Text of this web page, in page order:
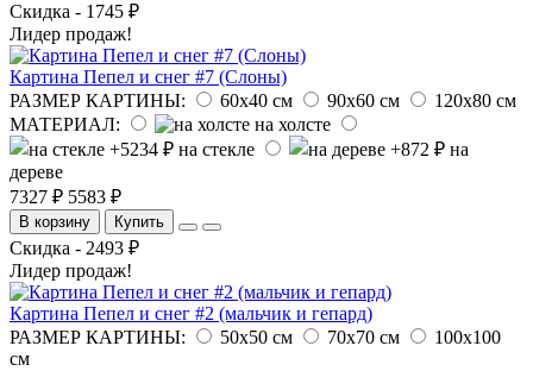
Скидка - 1745 ₽
Лидер продаж!
Картина Пепел и снег #7 (Слоны)
РАЗМЕР КАРТИНЫ:
60х40 см 90х60 см
120х80 см
МАТЕРИАЛ:
на холсте
на стекле
на
дереве
7327 ₽ 5583 ₽
В корзину Купить
Скидка - 2493 ₽
Лидер продаж!
Картина Пепел и снег #2 (мальчик и гепард)
РАЗМЕР КАРТИНЫ:
50х50 см 70х70 см
100х100
см